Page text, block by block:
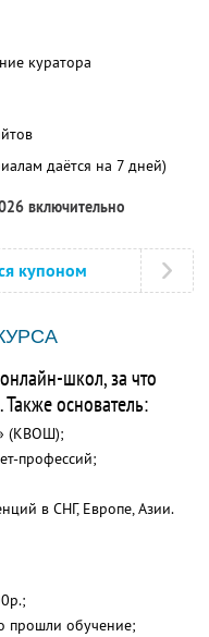
куратора
даётся на 7 дней)
включительно
купоном
школ, за что
основатель:
(КВОШ);
профессий;
в СНГ, Европе, Азии.
прошли обучение;